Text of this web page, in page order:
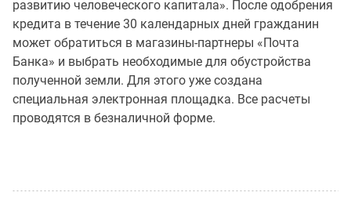
развитию человеческого капитала». После одобрения
кредита в течение 30 календарных дней гражданин
может обратиться в магазины-партнеры «Почта
Банка» и выбрать необходимые для обустройства
полученной земли. Для этого уже создана
специальная электронная площадка. Все расчеты
проводятся в безналичной форме.